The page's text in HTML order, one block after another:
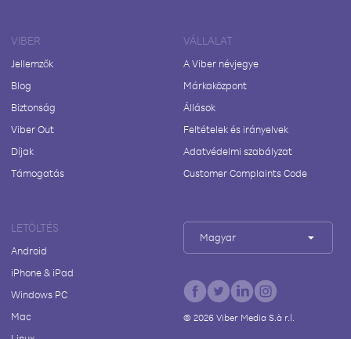
VIBER
Jellemzők
Blog
Biztonság
Viber Out
Díjak
Támogatás
VÁLLALAT
A Viber névjegye
Márkaközpont
Állások
Feltételek és irányelvek
Adatvédelmi szabályzat
Customer Complaints Code
LETÖLTÉS
Android
iPhone & iPad
Windows PC
Mac
Magyar
© 2026Viber Media S.à r.l.